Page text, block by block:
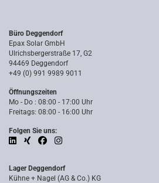
Büro Deggendorf
Epax Solar GmbH
Ulrichsbergerstraße 17, G2
94469 Deggendorf
+49 (0) 991 9989 9011
Öffnungszeiten
Mo - Do : 08:00 - 17:00 Uhr
Freitags: 08:00 - 16:00 Uhr
Folgen Sie uns:
Lager Deggendorf
Kühne + Nagel (AG & Co.) KG